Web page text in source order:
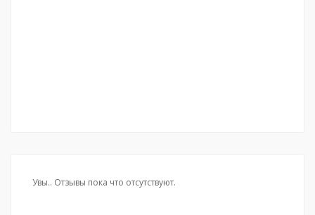
Увы.. Отзывы пока что отсутствуют.